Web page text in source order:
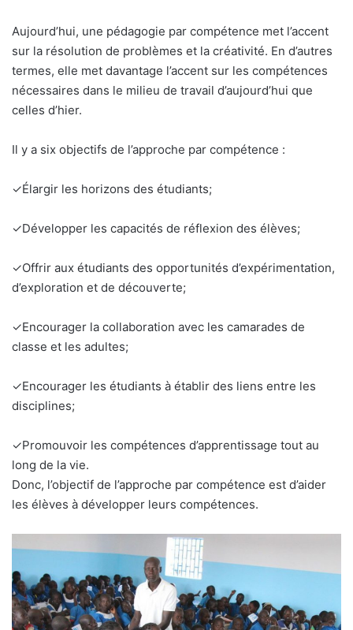
Aujourd’hui, une pédagogie par compétence met l’accent
sur la résolution de problèmes et la créativité. En d’autres
termes, elle met davantage l’accent sur les compétences
nécessaires dans le milieu de travail d’aujourd’hui que
celles d’hier.
Il y a six objectifs de l’approche par compétence :
✓Élargir les horizons des étudiants;
✓Développer les capacités de réflexion des élèves;
✓Offrir aux étudiants des opportunités d’expérimentation,
d’exploration et de découverte;
✓Encourager la collaboration avec les camarades de
classe et les adultes;
✓Encourager les étudiants à établir des liens entre les
disciplines;
✓Promouvoir les compétences d’apprentissage tout au
long de la vie.
Donc, l’objectif de l’approche par compétence est d’aider
les élèves à développer leurs compétences.